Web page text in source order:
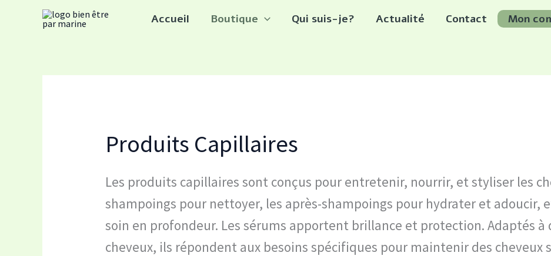
Accueil Boutique Qui suis-je? Actualité Contact Mon
Produits Capillaires
Les produits capillaires sont conçus pour entretenir, nourrir, et styliser les
shampoings pour nettoyer, les après-shampoings pour hydrater et adoucir,
soin en profondeur. Les sérums apportent brillance et protection. Adaptés à
cheveux, ils répondent aux besoins spécifiques pour maintenir des cheveux
par
popularité